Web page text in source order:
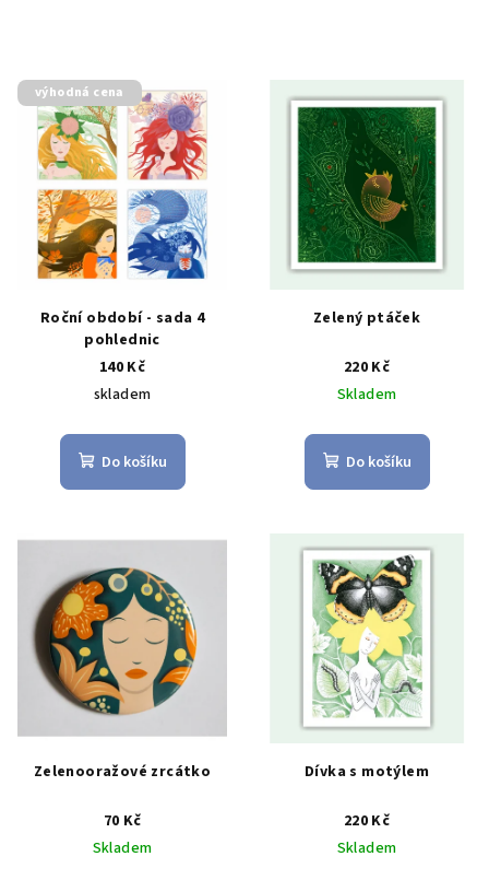
výhodná cena
Roční období - sada 4
pohlednic
140 Kč
skladem
Do košíku
Zelený ptáček
220 Kč
Skladem
Do košíku
Zelenooražové zrcátko
70 Kč
Skladem
Dívka s motýlem
220 Kč
Skladem